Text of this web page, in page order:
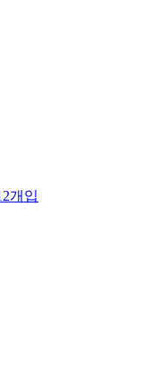
개입